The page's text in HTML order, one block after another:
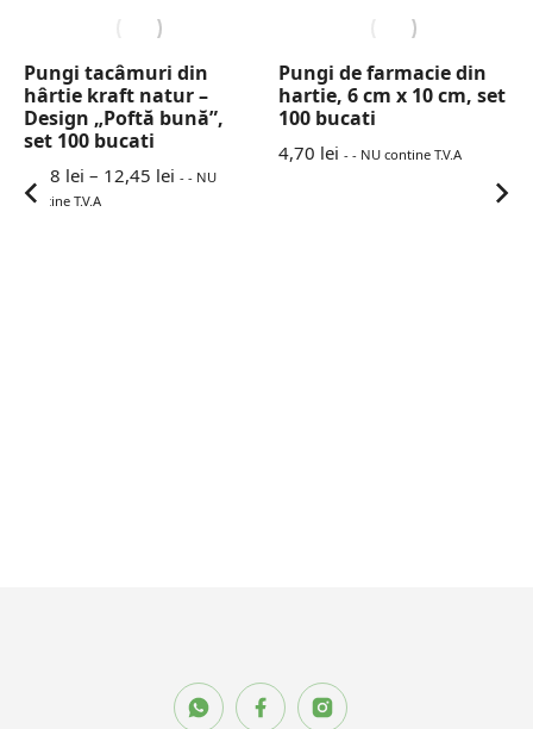
Pungi tacâmuri din
hârtie kraft natur –
Design „Poftă bună”,
set 100 bucati
6,88 lei – 12,45 lei - - NU
contine T.V.A
Pungi de farmacie din
hartie, 6 cm x 10 cm, set
100 bucati
4,70 lei - - NU contine T.V.A